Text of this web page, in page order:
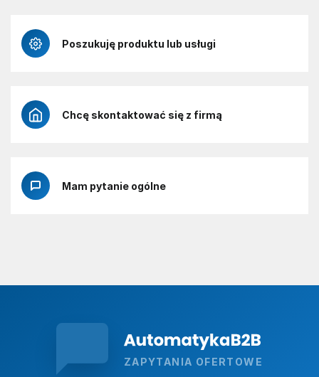
Poszukuję produktu lub usługi
Chcę skontaktować się z firmą
Mam pytanie ogólne
ZAPYTANIA OFERTOWE